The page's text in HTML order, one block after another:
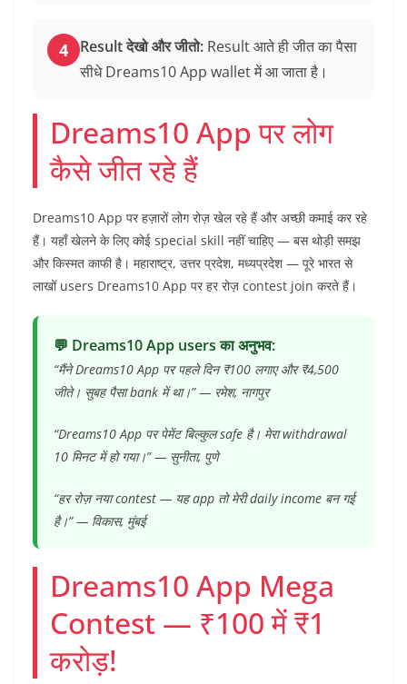
4 Result देखो और जीतो: Result आते ही जीत का पैसा
सीधे Dreams10 App wallet में आ जाता है।
Dreams10 App पर लोग
कैसे जीत रहे हैं
Dreams10 App पर हज़ारों लोग रोज़ खेल रहे हैं और अच्छी कमाई कर रहे
हैं। यहाँ खेलने के लिए कोई special skill नहीं चाहिए — बस थोड़ी समझ
और किस्मत काफी है। महाराष्ट्र, उत्तर प्रदेश, मध्यप्रदेश — पूरे भारत से
लाखों users Dreams10 App पर हर रोज़ contest join करते हैं।
💬 Dreams10 App users का अनुभव:
“मैंने Dreams10 App पर पहले दिन ₹100 लगाए और ₹4,500
जीते। सुबह पैसा bank में था।” — रमेश, नागपुर
“Dreams10 App पर पेमेंट बिल्कुल safe है। मेरा withdrawal
10 मिनट में हो गया।” — सुनीता, पुणे
“हर रोज़ नया contest — यह app तो मेरी daily income बन गई
है।” — विकास, मुंबई
Dreams10 App Mega
Contest — ₹100 में ₹1
करोड़!